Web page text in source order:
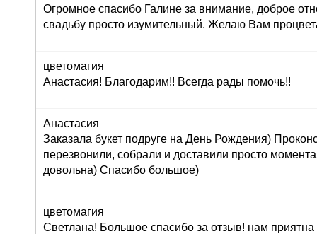
Огромное спасибо Галине за внимание, доброе
свадьбу просто изумительный. Желаю Вам
цветомагия
Анастасия! Благодарим!! Всегда рады помочь!!
Анастасия
Заказала букет подруге на День Рождения)
перезвонили, собрали и доставили просто
довольна) Спасибо большое)
цветомагия
Светлана! Большое спасибо за отзыв! нам